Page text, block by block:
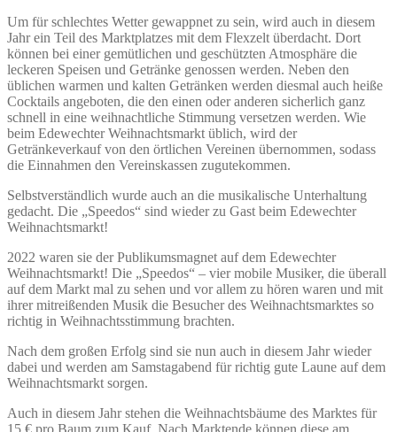
Um für schlechtes Wetter gewappnet zu sein, wird auch in diesem
Jahr ein Teil des Marktplatzes mit dem Flexzelt überdacht. Dort
können bei einer gemütlichen und geschützten Atmosphäre die
leckeren Speisen und Getränke genossen werden. Neben den
üblichen warmen und kalten Getränken werden diesmal auch heiße
Cocktails angeboten, die den einen oder anderen sicherlich ganz
schnell in eine weihnachtliche Stimmung versetzen werden. Wie
beim Edewechter Weihnachtsmarkt üblich, wird der
Getränkeverkauf von den örtlichen Vereinen übernommen, sodass
die Einnahmen den Vereinskassen zugutekommen.
Selbstverständlich wurde auch an die musikalische Unterhaltung
gedacht. Die „Speedos“ sind wieder zu Gast beim Edewechter
Weihnachtsmarkt!
2022 waren sie der Publikumsmagnet auf dem Edewechter
Weihnachtsmarkt! Die „Speedos“ – vier mobile Musiker, die überall
auf dem Markt mal zu sehen und vor allem zu hören waren und mit
ihrer mitreißenden Musik die Besucher des Weihnachtsmarktes so
richtig in Weihnachtsstimmung brachten.
Nach dem großen Erfolg sind sie nun auch in diesem Jahr wieder
dabei und werden am Samstagabend für richtig gute Laune auf dem
Weihnachtsmarkt sorgen.
Auch in diesem Jahr stehen die Weihnachtsbäume des Marktes für
15 € pro Baum zum Kauf. Nach Marktende können diese am